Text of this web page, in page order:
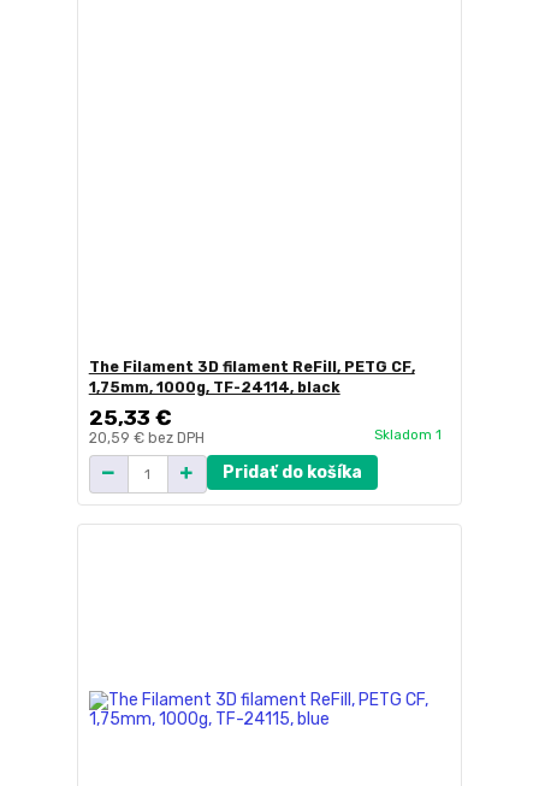
The Filament 3D filament ReFill, PETG CF,
1,75mm, 1000g, TF-24114, black
25,33 €
20,59 € bez DPH Skladom 1
Pridať do košíka